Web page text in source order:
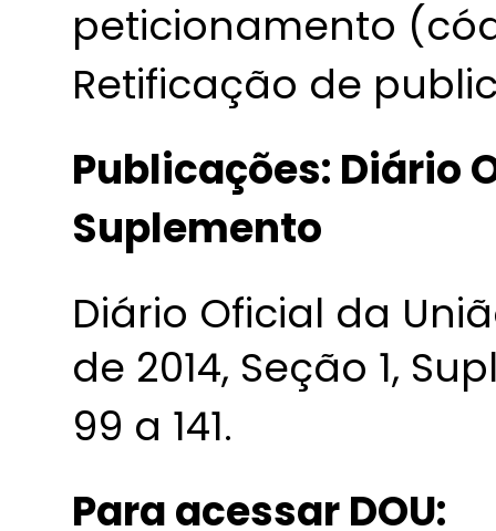
peticionamento
Retificação de
Publicações: Diário
Suplemento
Diário Oficial da
de 2014, Seção 1,
99 a 141.
Para acessar DOU: